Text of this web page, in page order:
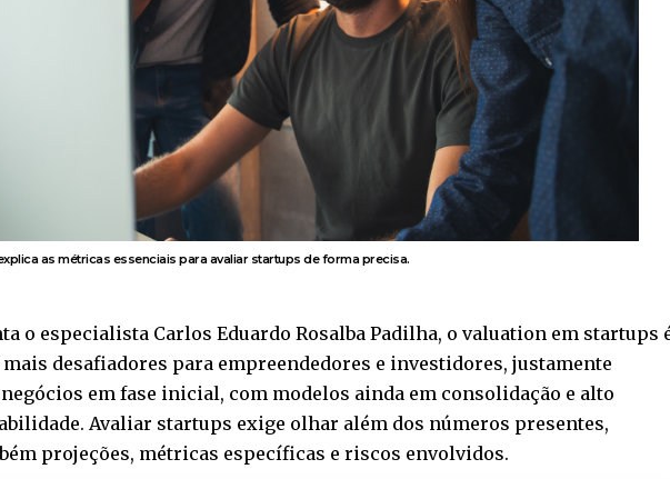
as métricas essenciais para avaliar startups de forma precisa.
o especialista Carlos Eduardo Rosalba Padilha, o valuation em startups
desafiadores para empreendedores e investidores, justamente
em fase inicial, com modelos ainda em consolidação e alto
Avaliar startups exige olhar além dos números presentes,
projeções, métricas específicas e riscos envolvidos.